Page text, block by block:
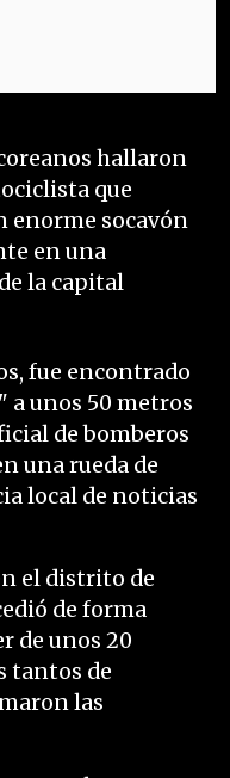
hallaron
que
enorme socavón
en una
la capital
fue encontrado
a unos 50 metros
de bomberos
una rueda de
local de noticias
el distrito de
de forma
de unos 20
tantos de
las